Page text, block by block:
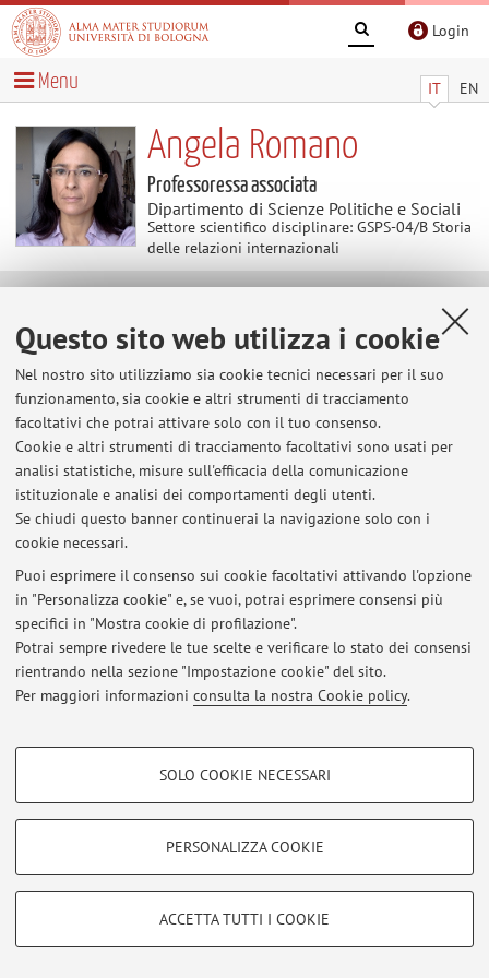
Questo sito web utilizza i cookie
Nel nostro sito utilizziamo sia cookie tecnici necessari per il suo
funzionamento, sia cookie e altri strumenti di tracciamento
facoltativi che potrai attivare solo con il tuo consenso.
Cookie e altri strumenti di tracciamento facoltativi sono usati per
analisi statistiche, misure sull'efficacia della comunicazione
istituzionale e analisi dei comportamenti degli utenti.
Se chiudi questo banner continuerai la navigazione solo con i
cookie necessari.
Puoi esprimere il consenso sui cookie facoltativi attivando l'opzione
in "Personalizza cookie" e, se vuoi, potrai esprimere consensi più
specifici in "Mostra cookie di profilazione".
Potrai sempre rivedere le tue scelte e verificare lo stato dei consensi
rientrando nella sezione "Impostazione cookie" del sito.
Per maggiori informazioni consulta la nostra Cookie policy.
COOKIE DI PROFILAZIONE - FACOLTATIVI
COOKIE TECNICI - NECESSARI
Si tratta di cookie tecnici utilizzati, a titolo esemplificativo, per il corretto
SOLO COOKIE NECESSARI
PERSONALIZZA COOKIE
ACCETTA TUTTI I COOKIE
Login
IT EN
Menu
Angela Romano
Professoressa associata
Dipartimento di Scienze Politiche e Sociali
Settore scientifico disciplinare: GSPS-04/B Storia
delle relazioni internazionali
Avvisi
Al momento non sono presenti avvisi.
Area riservata
Accedi tramite login per gestire tutti i contenuti del sito.
© 2026 - ALMA MATER STUDIORUM - Università di Bologna - Via
Zamboni, 33 - 40126 Bologna - Partita IVA: 01131710376
Privacy| Note legali |Impostazioni Cookie